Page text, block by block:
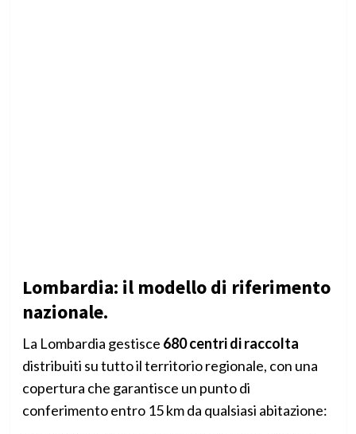
Lombardia: il modello di riferimento
nazionale.
La Lombardia gestisce 680 centri di raccolta
distribuiti su tutto il territorio regionale, con una
copertura che garantisce un punto di
conferimento entro 15 km da qualsiasi abitazione: